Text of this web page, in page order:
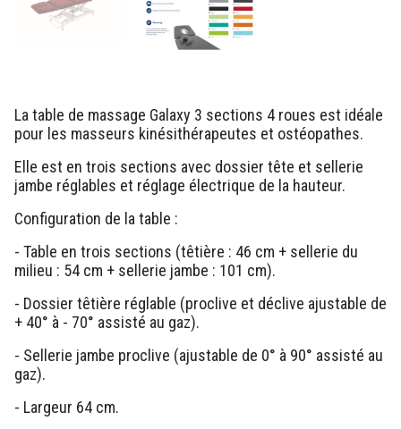
La table de massage Galaxy 3 sections 4 roues est idéale
pour les masseurs kinésithérapeutes et ostéopathes.
Elle est en trois sections avec dossier tête et sellerie
jambe réglables et réglage électrique de la hauteur.
Configuration de la table :
- Table en trois sections (têtière : 46 cm + sellerie du
milieu : 54 cm + sellerie jambe : 101 cm).
- Dossier têtière réglable (proclive et déclive ajustable de
+ 40° à - 70° assisté au gaz).
- Sellerie jambe proclive (ajustable de 0° à 90° assisté au
gaz).
- Largeur 64 cm.